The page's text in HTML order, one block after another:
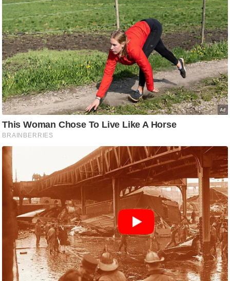
रा
ज
नी
ति
वि
श्ले
ष
ण
स
म
सा
म
यि
क
मा
तृ
मि
स्तं
भ